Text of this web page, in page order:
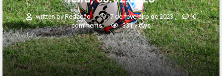
written byRedação 7 de fevereiro de 2023
0
comments
331views